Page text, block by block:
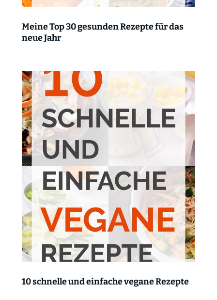
Meine Top 30 gesunden Rezepte für das
neue Jahr
10 schnelle und einfache vegane Rezepte